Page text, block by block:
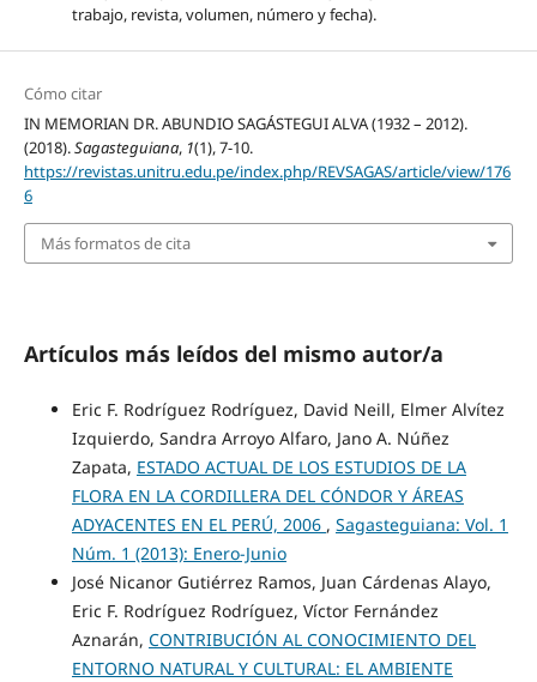
trabajo, revista, volumen, número y fecha).
Cómo citar
IN MEMORIAN DR. ABUNDIO SAGÁSTEGUI ALVA (1932 – 2012).
(2018).Sagasteguiana, 1(1), 7-10.
https://revistas.unitru.edu.pe/index.php/REVSAGAS/article/view/176
6
Más formatos de cita
Artículos más leídos del mismo autor/a
Eric F. Rodríguez Rodríguez, David Neill, Elmer Alvítez
Izquierdo, Sandra Arroyo Alfaro, Jano A. Núñez
Zapata, ESTADO ACTUAL DE LOS ESTUDIOS DE LA
FLORA EN LA CORDILLERA DEL CÓNDOR Y ÁREAS
ADYACENTES EN EL PERÚ, 2006 , Sagasteguiana: Vol. 1
Núm. 1 (2013): Enero-Junio
José Nicanor Gutiérrez Ramos, Juan Cárdenas Alayo,
Eric F. Rodríguez Rodríguez, Víctor Fernández
Aznarán, CONTRIBUCIÓN AL CONOCIMIENTO DEL
ENTORNO NATURAL Y CULTURAL: EL AMBIENTE